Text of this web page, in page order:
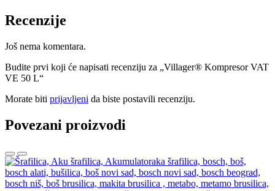
Recenzije
Još nema komentara.
Budite prvi koji će napisati recenziju za „Villager® Kompresor VAT
VE 50 L“
Morate biti prijavljeni da biste postavili recenziju.
Povezani proizvodi